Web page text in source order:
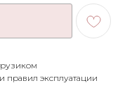
правил эксплуатации